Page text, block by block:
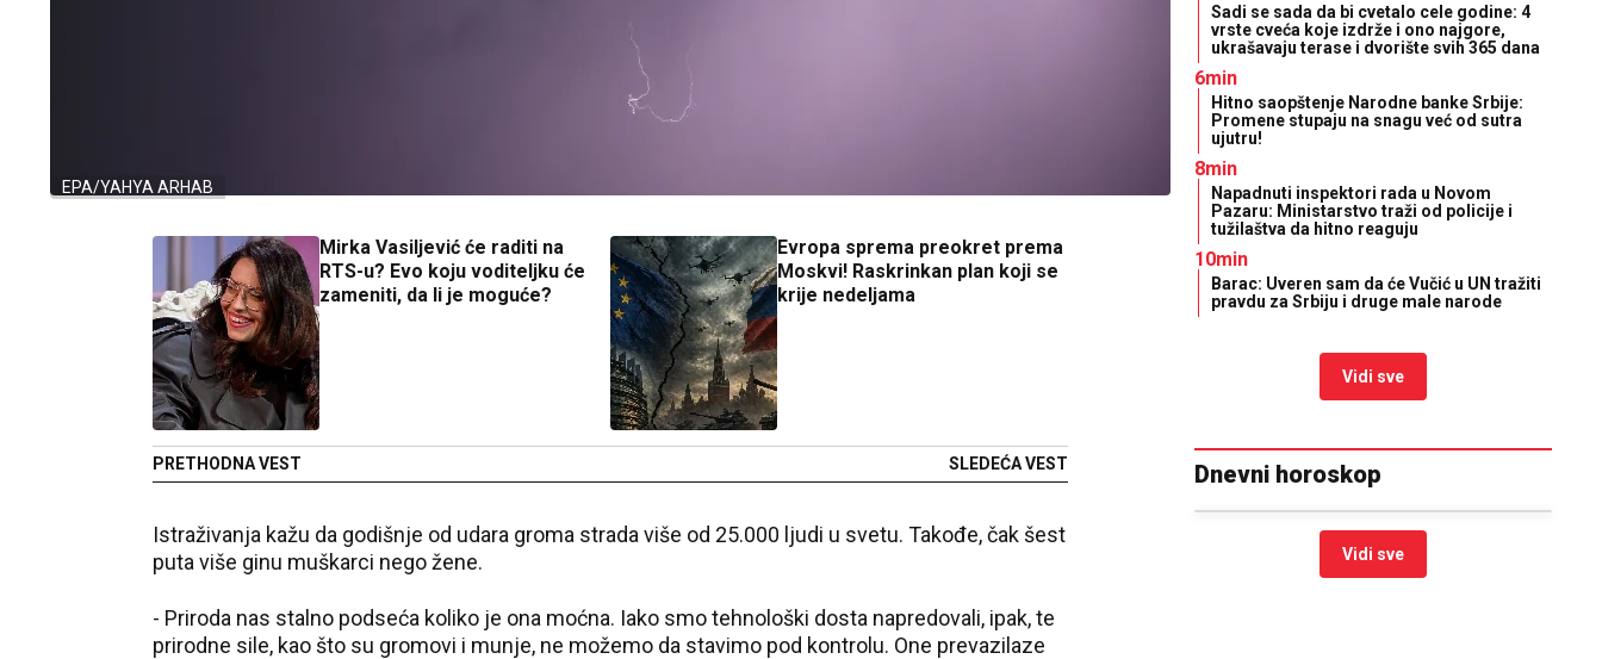
EPA/YAHYA ARHAB
Mirka Vasiljević će raditi na
RTS-u? Evo koju voditeljku će
zameniti, da li je moguće?
PRETHODNA VEST
Evropa sprema preokret prema
Moskvi! Raskrinkan plan koji se
krije nedeljama
SLEDEĆA VEST
Istraživanja kažu da godišnje od udara groma strada više od 25.000 ljudi u svetu. Takođe, čak šest
puta više ginu muškarci nego žene.
- Priroda nas stalno podseća koliko je ona moćna. Iako smo tehnološki dosta napredovali, ipak, te
prirodne sile, kao što su gromovi i munje, ne možemo da stavimo pod kontrolu. One prevazilaze
Sadi se sada da bi cvetalo cele godine: 4
vrste cveća koje izdrže i ono najgore,
ukrašavaju terase i dvorište svih 365 dana
6min
Hitno saopštenje Narodne banke Srbije:
Promene stupaju na snagu već od sutra
ujutru!
8min
Napadnuti inspektori rada u Novom
Pazaru: Ministarstvo traži od policije i
tužilaštva da hitno reaguju
10min
Barac: Uveren sam da će Vučić u UN tražiti
pravdu za Srbiju i druge male narode
Vidi sve
Dnevni horoskop
Vidi sve